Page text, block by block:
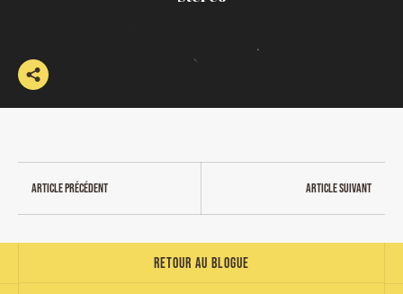
Article précédent Article suivant
Retour au blogue